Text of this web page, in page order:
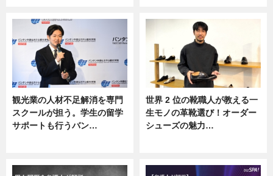
観光業の人材不足解消を専門
スクールが担う。学生の留学
サポートも行うバン…
世界 2 位の靴職人が教える一
生モノの革靴選び！オーダー
シューズの魅力…